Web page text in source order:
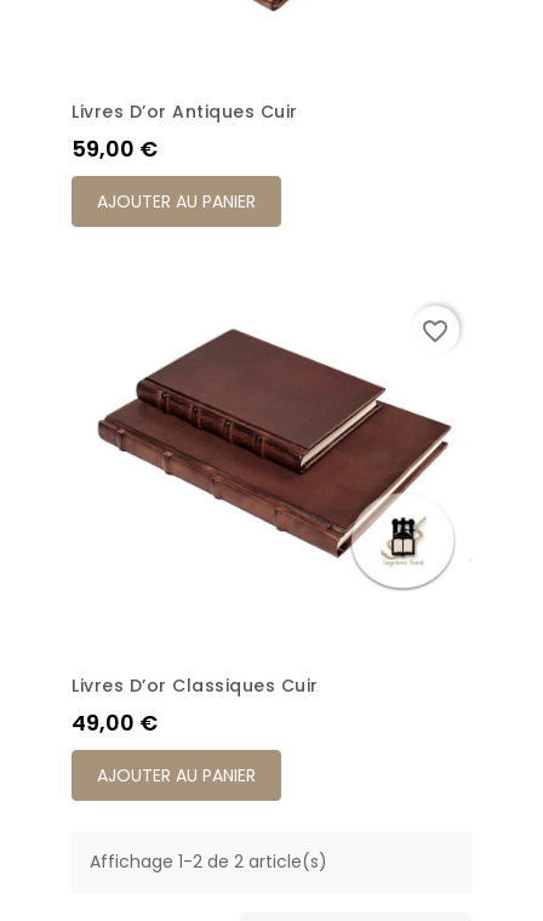
Livres D’or Antiques Cuir
Prix
59,00 €
AJOUTER AU PANIER
Livres D’or Classiques Cuir
Prix
49,00 €
AJOUTER AU PANIER
favorite_border
Affichage 1-2 de 2 article(s)